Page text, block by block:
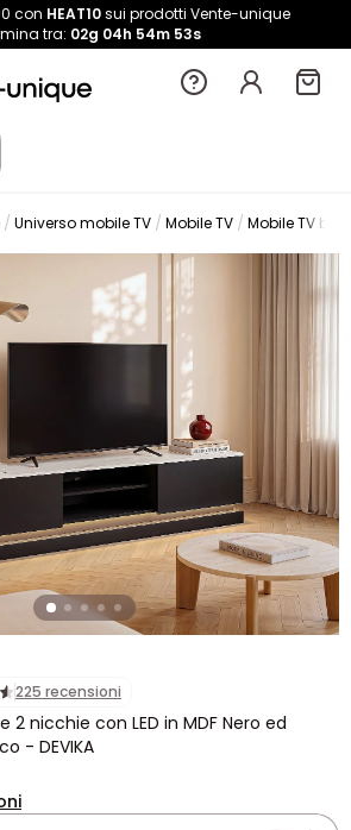
con HEAT10sui prodotti Vente-unique
tra: 02g 04h 54m 53s
Universo mobile TV Mobile TV Mobile TV
225 recensioni
2 nicchie con LED in MDF Nero ed
- DEVIKA